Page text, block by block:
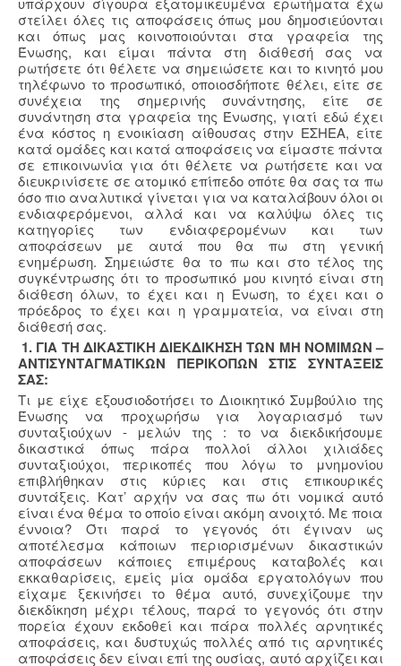
στείλει όλες τις αποφάσεις όπως μου δημοσιεύονται
και όπως μας κοινοποιούνται στα γραφεία της
Ένωσης, και είμαι πάντα στη διάθεσή σας να
ρωτήσετε ότι θέλετε να σημειώσετε και το κινητό μου
τηλέφωνο το προσωπικό, οποιοσδήποτε θέλει, είτε σε
συνέχεια της σημερινής συνάντησης, είτε σε
συνάντηση στα γραφεία της Ένωσης, γιατί εδώ έχει
ένα κόστος η ενοικίαση αίθουσας στην ΕΣΗΕΑ, είτε
κατά ομάδες και κατά αποφάσεις να είμαστε πάντα
σε επικοινωνία για ότι θέλετε να ρωτήσετε και να
διευκρινίσετε σε ατομικό επίπεδο οπότε θα σας τα πω
όσο πιο αναλυτικά γίνεται για να καταλάβουν όλοι οι
ενδιαφερόμενοι, αλλά και να καλύψω όλες τις
κατηγορίες των ενδιαφερομένων και των
αποφάσεων με αυτά που θα πω στη γενική
ενημέρωση. Σημειώστε θα το πω και στο τέλος της
συγκέντρωσης ότι το προσωπικό μου κινητό είναι στη
διάθεση όλων, το έχει και η Ενωση, το έχει και ο
πρόεδρος το έχει και η γραμματεία, να είναι στη
διάθεσή σας.
1. ΓΙΑ ΤΗ ΔΙΚΑΣΤΙΚΗ ΔΙΕΚΔΙΚΗΣΗ ΤΩΝ ΜΗ ΝΟΜΙΜΩΝ –
ΑΝΤΙΣΥΝΤΑΓΜΑΤΙΚΩΝ ΠΕΡΙΚΟΠΩΝ ΣΤΙΣ ΣΥΝΤΑΞΕΙΣ
ΣΑΣ:
Τι με είχε εξουσιοδοτήσει το Διοικητικό Συμβούλιο της
Ένωσης να προχωρήσω για λογαριασμό των
συνταξιούχων - μελών της : το να διεκδικήσουμε
δικαστικά όπως πάρα πολλοί άλλοι χιλιάδες
συνταξιούχοι, περικοπές που λόγω το μνημονίου
επιβλήθηκαν στις κύριες και στις επικουρικές
συντάξεις. Κατ’ αρχήν να σας πω ότι νομικά αυτό
είναι ένα θέμα το οποίο είναι ακόμη ανοιχτό. Με ποια
έννοια? Ότι παρά το γεγονός ότι έγιναν ως
αποτέλεσμα κάποιων περιορισμένων δικαστικών
αποφάσεων κάποιες επιμέρους καταβολές και
εκκαθαρίσεις, εμείς μία ομάδα εργατολόγων που
είχαμε ξεκινήσει το θέμα αυτό, συνεχίζουμε την
διεκδίκηση μέχρι τέλους, παρά το γεγονός ότι στην
πορεία έχουν εκδοθεί και πάρα πολλές αρνητικές
αποφάσεις, και δυστυχώς πολλές από τις αρνητικές
αποφάσεις δεν είναι επί της ουσίας, αυτό αρχίζει και